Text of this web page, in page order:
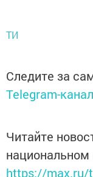
ТИ
Следите за
Telegram-
Читайте
https://max.ru/